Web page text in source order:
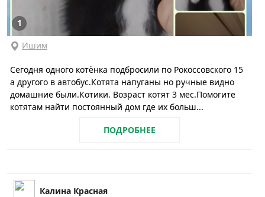
1
Ишим
Сегодня одного котёнка подбросили по Рокоссовского 15
а другого в автобус.Котята напуганы но ручные видно
домашние были.Котики. Возраст котят 3 мес.Помогите
котятам найти постоянный дом где их больш...
ПОДРОБНЕЕ
Калина Красная